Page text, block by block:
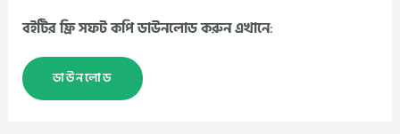
বইটির ফ্রি সফট কপি ডাউনলোড করুন এখানে:
ডাউনলোড